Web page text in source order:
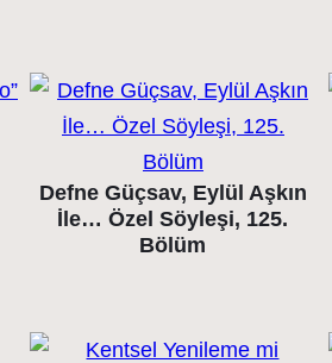
Defne Güçsav, Eylül Aşkın
İle… Özel Söyleşi, 125.
Bölüm